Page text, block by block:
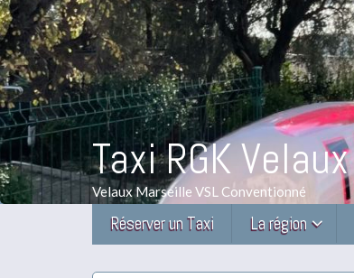
Taxi RGK Velaux
Velaux Marseille VSL Conventionné
Réserver un Taxi La région